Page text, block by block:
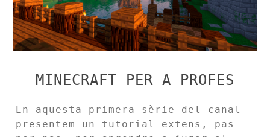
MINECRAFT PER A PROFES
En aquesta primera sèrie del canal
presentem un tutorial extens, pas